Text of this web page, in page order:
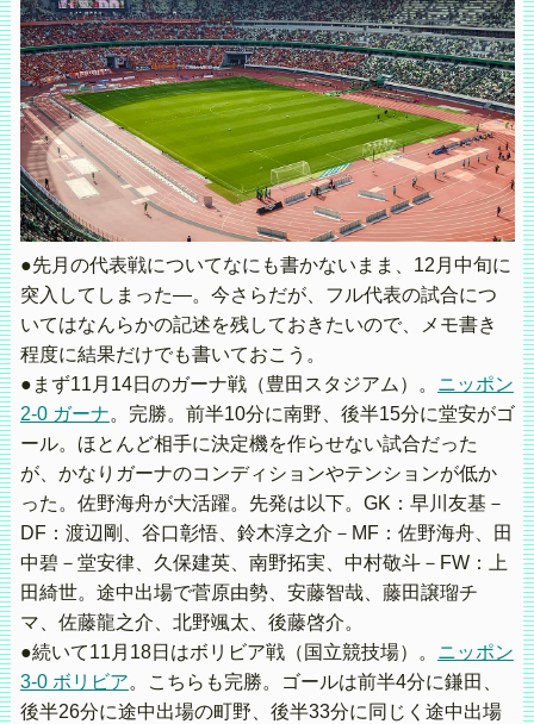
●先月の代表戦についてなにも書かないまま、12月中旬に
突入してしまった―。今さらだが、フル代表の試合につ
いてはなんらかの記述を残しておきたいので、メモ書き
程度に結果だけでも書いておこう。
●まず11月14日のガーナ戦（豊田スタジアム）。 ニッポン
2-0 ガーナ。完勝。前半10分に南野、後半15分に堂安がゴ
ール。ほとんど相手に決定機を作らせない試合だった
が、かなりガーナのコンディションやテンションが低か
った。佐野海舟が大活躍。先発は以下。GK：早川友基－
DF：渡辺剛、谷口彰悟、鈴木淳之介－MF：佐野海舟、田
中碧－堂安律、久保建英、南野拓実、中村敬斗－FW：上
田綺世。途中出場で菅原由勢、安藤智哉、藤田譲瑠チ
マ、佐藤龍之介、北野颯太、後藤啓介。
●続いて11月18日はボリビア戦（国立競技場）。 ニッポン
3-0 ボリビア。こちらも完勝。ゴールは前半4分に鎌田、
後半26分に途中出場の町野、後半33分に同じく途中出場